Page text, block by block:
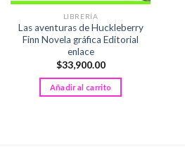
LIBRERÍA
Las aventuras de Huckleberry
Finn Novela gráfica Editorial
enlace
$33,900.00
Añadir al carrito